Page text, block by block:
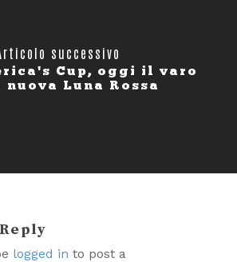
successivo
Cup, oggi il varo
Luna Rossa
logged in to post a